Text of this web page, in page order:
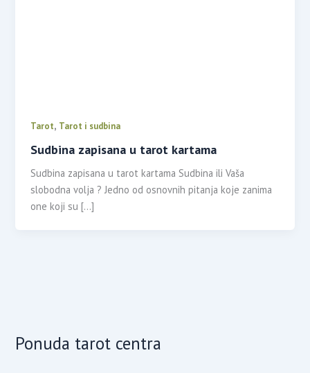
Tarot, Tarot i sudbina
Sudbina zapisana u tarot kartama
Sudbina zapisana u tarot kartama Sudbina ili Vaša
slobodna volja ? Jedno od osnovnih pitanja koje zanima
one koji su […]
Ponuda tarot centra